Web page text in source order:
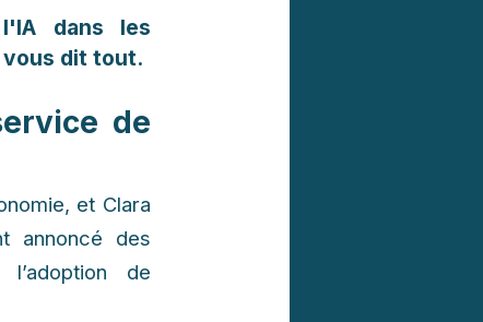
dans les
dit tout.
de
et Clara
annoncé des
de